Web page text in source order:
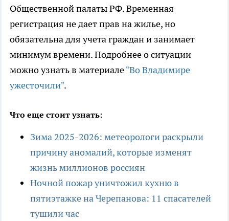
Общественной палаты РФ. Временная
регистрация не дает прав на жилье, но
обязательна для учета граждан и занимает
минимум времени. Подробнее о ситуации
можно узнать в материале"Во Владимире
ужесточили".
Что еще стоит узнать:
Зима 2025-2026: метеорологи раскрыли
причину аномалий, которые изменят
жизнь миллионов россиян
Ночной пожар уничтожил кухню в
пятиэтажке на Черепанова: 11 спасателей
тушили час